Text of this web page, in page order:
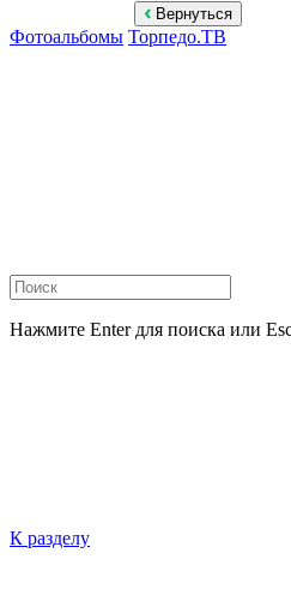
Вернуться
Фотоальбомы Торпедо.ТВ
Нажмите Enter для поиска или
К разделу